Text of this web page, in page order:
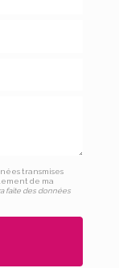
transmises
de ma
faite des données